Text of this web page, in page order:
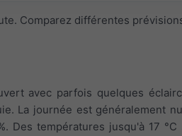
Comparez différentes
avec parfois quelques
La journée est généralement
Des températures jusqu'à 17 °C